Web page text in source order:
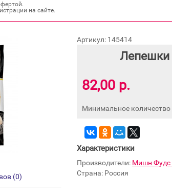
на сайте.
(0)
Артикул: 145414
Лепешки
82,00 р.
Минимальное количество
Характеристики
Производители: Мишн Фудс
Страна: Россия